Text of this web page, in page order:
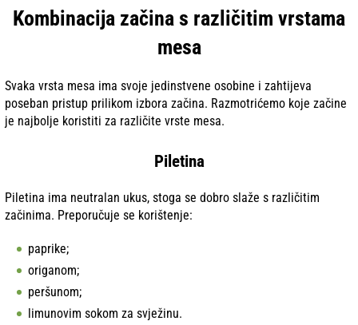
Kombinacija začina s različitim vrstama
mesa
Svaka vrsta mesa ima svoje jedinstvene osobine i zahtijeva
poseban pristup prilikom izbora začina. Razmotrićemo koje začine
je najbolje koristiti za različite vrste mesa.
Piletina
Piletina ima neutralan ukus, stoga se dobro slaže s različitim
začinima. Preporučuje se korištenje:
paprike;
origanom;
peršunom;
limunovim sokom za svježinu.